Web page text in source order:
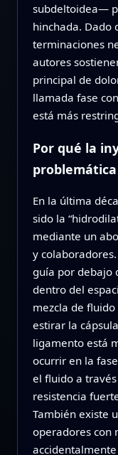
subdeltoidea—
hinchada. Dado
terminaciones
autores
principal de
llamada fase
está más
Por qué la
problemática
En la última
sido la
mediante un
y
guía por debajo
dentro del
mezcla de
estirar la
ligamento está
ocurrir en la
el fluido a
resistencia
También existe
operadores con